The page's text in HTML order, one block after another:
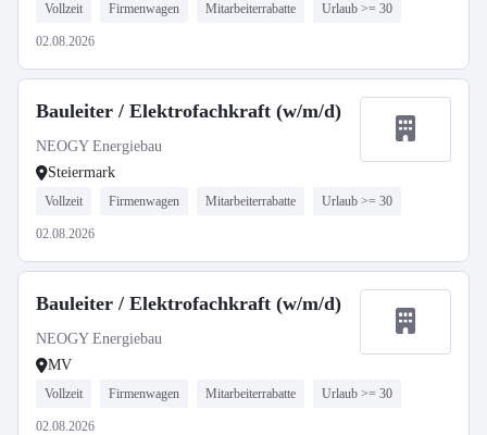
Vollzeit Firmenwagen Mitarbeiterrabatte Urlaub >= 30
02.08.2026
Bauleiter / Elektrofachkraft (w/m/d)
NEOGY Energiebau
Steiermark
Vollzeit Firmenwagen Mitarbeiterrabatte Urlaub >= 30
02.08.2026
Bauleiter / Elektrofachkraft (w/m/d)
NEOGY Energiebau
MV
Vollzeit Firmenwagen Mitarbeiterrabatte Urlaub >= 30
02.08.2026